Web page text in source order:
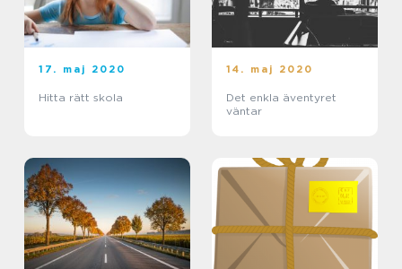
17. maj 2020
Hitta rätt skola
14. maj 2020
Det enkla äventyret
väntar